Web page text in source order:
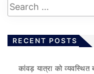
RECENT POSTS
कांवड़ यात्रा को